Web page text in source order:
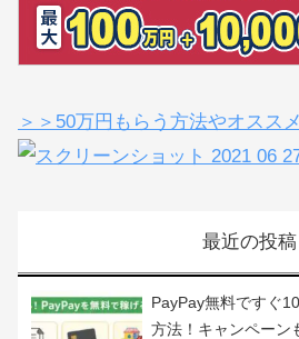
＞＞50万円もらう方法やオスス
最近の投稿
PayPay無料ですぐ
方法！キャンペーン